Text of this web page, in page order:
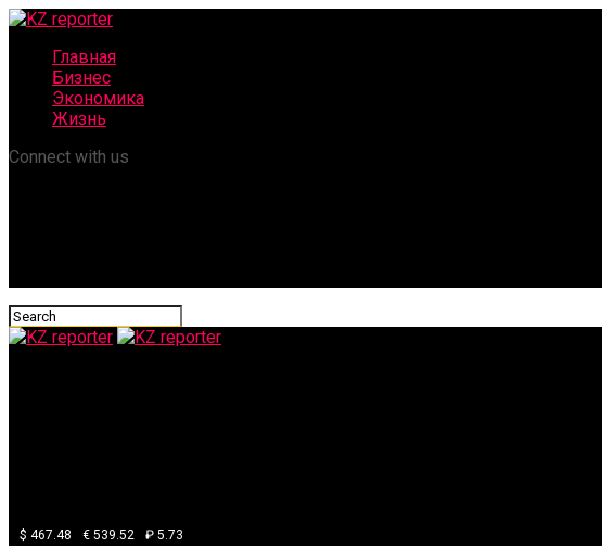
Главная
Бизнес
Экономика
Жизнь
Connect with us
$ 467.48 € 539.52 ₽ 5.73